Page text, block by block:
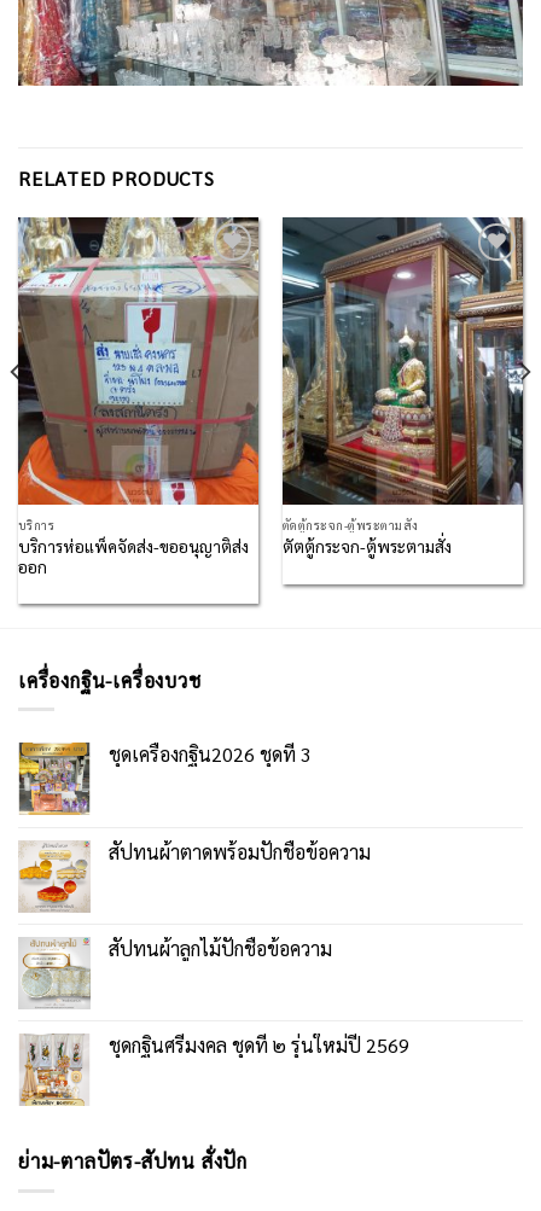
RELATED PRODUCTS
Add to
Wishlist
บริการ
บริการห่อแพ็คจัดส่ง-ขออนุญาติส่ง
ออก
Add to
Wishlist
ตัดตู้กระจก-ตู้พระตามสั่ง
ตัตตู้กระจก-ตู้พระตามสั่ง
เครื่องกฐิน-เครื่องบวช
ชุดเครื่องกฐิน2026 ชุดที่ 3
สัปทนผ้าตาดพร้อมปักชื่อข้อความ
สัปทนผ้าลูกไม้ปักชื่อข้อความ
ชุดกฐินศรีมงคล ชุดที่ ๒ รุ่นใหม่ปี 2569
ย่าม-ตาลปัตร-สัปทน สั่งปัก